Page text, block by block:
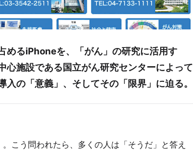
めるiPhoneを、「がん」の研究に活用す
心施設である国立がん研究センターによって
の「意義」、そしてその「限界」に迫る。
こう問われたら、多くの人は「そうだ」と答え